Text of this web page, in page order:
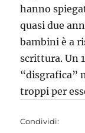
hanno
quasi due
bambini è a
scrittura. Un
“disgrafica”
troppi per
Condividi: